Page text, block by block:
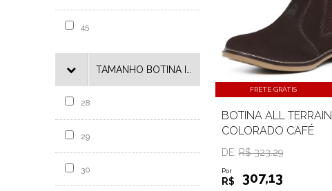
45
28
29
30
FRETE GRÁTIS
BOTINA ALL TERRAIN
COLORADO CAFÉ
DE:R$ 323.29
Por
R$ 307,13